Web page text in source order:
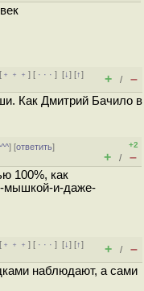
﹢﹢﹢] [ · · ·][↓] [↑]
+ / –
Как Дмитрий Бачило в
] [ответить]
+2
+ / –
100%, как
мышкой-и-даже-
﹢﹢﹢] [ · · ·][↓] [↑]
+ / –
наблюдают, а сами